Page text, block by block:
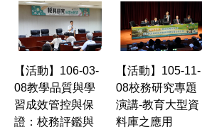
【活動】106-03-
08教學品質與學
習成效管控與保
證：校務評鑑與
【活動】105-11-
08校務研究專題
演講-教育大型資
料庫之應用